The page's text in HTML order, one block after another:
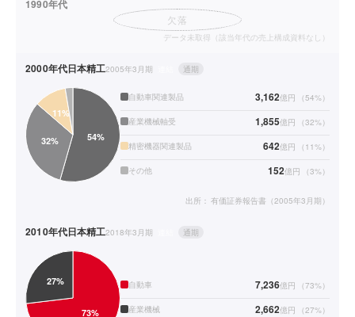
1990年代
欠落
データ未取得（該当年代の売上構成資料なし）
2000年代日本精工2005年3月期 通期
自動車関連製品 3,162億円 （54%）
産業機械軸受 1,855億円 （32%）
精密機器関連製品 642億円 （ 11%）
その他 152億円 （3%）
出所： 有価証券報告書（2005年3月期）
2010年代日本精工2018年3月期 通期
自動車 7,236億円 （73%）
産業機械 2,662億円 （27%）